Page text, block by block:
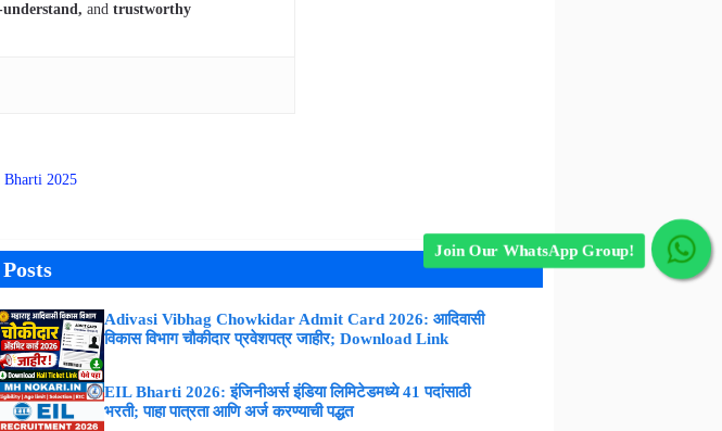
understand, andtrustworthy
Bharti 2025
Adivasi Vibhag Chowkidar Admit Card 2026: आदिवासी
विकास विभाग चौकीदार प्रवेशपत्र जाहीर; Download Link
EIL Bharti 2026: इंजिनीअर्स इंडिया लिमिटेडमध्ये 41 पदांसाठी
भरती; पाहा पात्रता आणि अर्ज करण्याची पद्धत
Join Our WhatsApp Group!